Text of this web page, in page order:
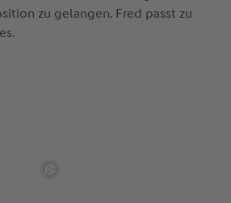
zu gelangen. Fred passt zu